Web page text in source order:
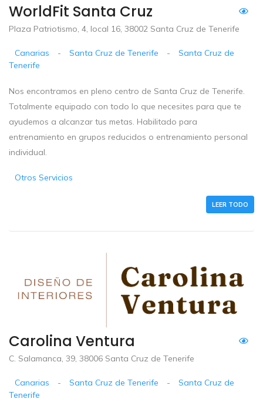
WorldFit Santa Cruz
Plaza Patriotismo, 4, local 16, 38002 Santa Cruz de Tenerife
Canarias - Santa Cruz de Tenerife -
Santa Cruz de
Tenerife
Nos encontramos en pleno centro de Santa Cruz de Tenerife.
Totalmente equipado con todo lo que necesites para que te
ayudemos a alcanzar tus metas. Habilitado para
entrenamiento en grupos reducidos o entrenamiento personal
individual.
Otros Servicios
LEER TODO
Carolina Ventura
C. Salamanca, 39, 38006 Santa Cruz de Tenerife
Canarias - Santa Cruz de Tenerife -
Santa Cruz de
Tenerife